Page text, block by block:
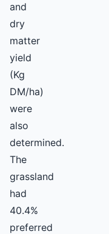
and
dry
matter
yield
(Kg
DM/ha)
were
also
determined.
The
grassland
had
40.4%
preferred